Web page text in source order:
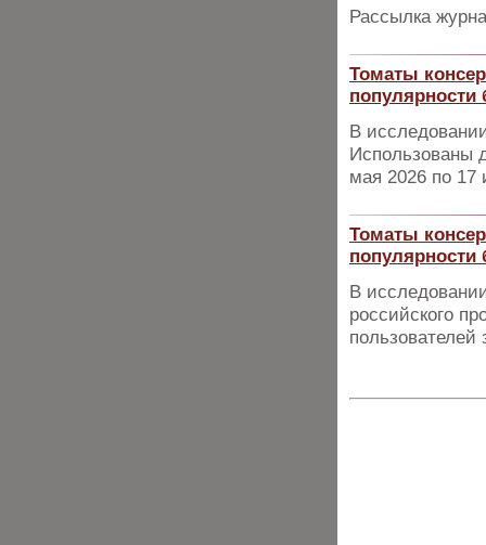
Рассылка
Томаты
популярности
В
Использованы
мая 2026 по 17
Томаты
популярности
В
российского